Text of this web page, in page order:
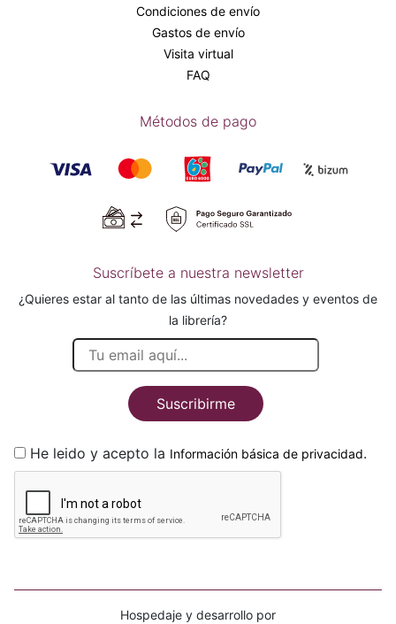
Condiciones de envío
Gastos de envío
Visita virtual
FAQ
Métodos de pago
Suscríbete a nuestra newsletter
¿Quieres estar al tanto de las últimas novedades y eventos de
la librería?
Suscribirme
He leido y acepto la Información básica de privacidad.
Hospedaje y desarrollo por